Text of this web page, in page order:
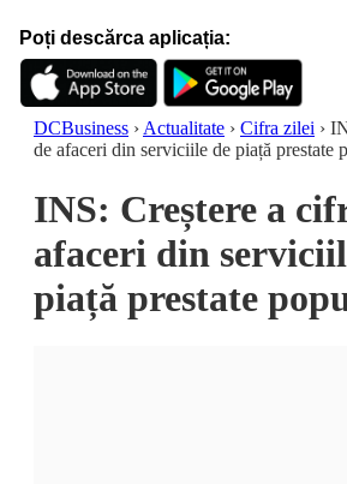
Poți descărca aplicația:
DCBusiness › Actualitate › Cifra zilei ›
de afaceri din serviciile de piață prestate
INS: Creștere a
afaceri din
piață prestate